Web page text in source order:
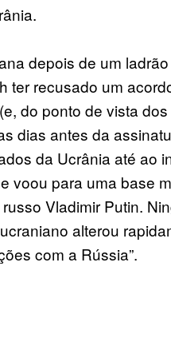
depois de um
ter recusado um
do ponto de vista dos
dias antes da
da Ucrânia até ao
voou para uma base
Vladimir Putin.
alterou
com a Rússia”.